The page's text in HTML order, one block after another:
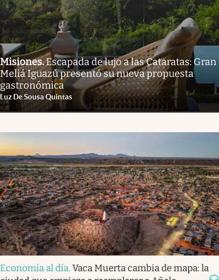
Misiones.Escapada de lujo a las Cataratas: Gran
Meliá Iguazú presentó su nueva propuesta
gastronómica
Luz De Sousa Quintas
Economía al día. Vaca Muerta cambia de mapa: la